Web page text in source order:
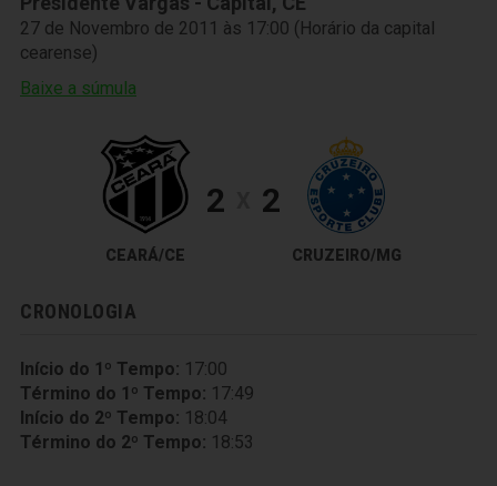
27 de Novembro de 2011 às 17:00 (Horário da capital
cearense)
Baixe a súmula
CEARÁ/CE
2 2
CRUZEIRO/MG
CRONOLOGIA
Início do 1º Tempo: 17:00
Término do 1º Tempo: 17:49
Início do 2º Tempo: 18:04
Término do 2º Tempo: 18:53